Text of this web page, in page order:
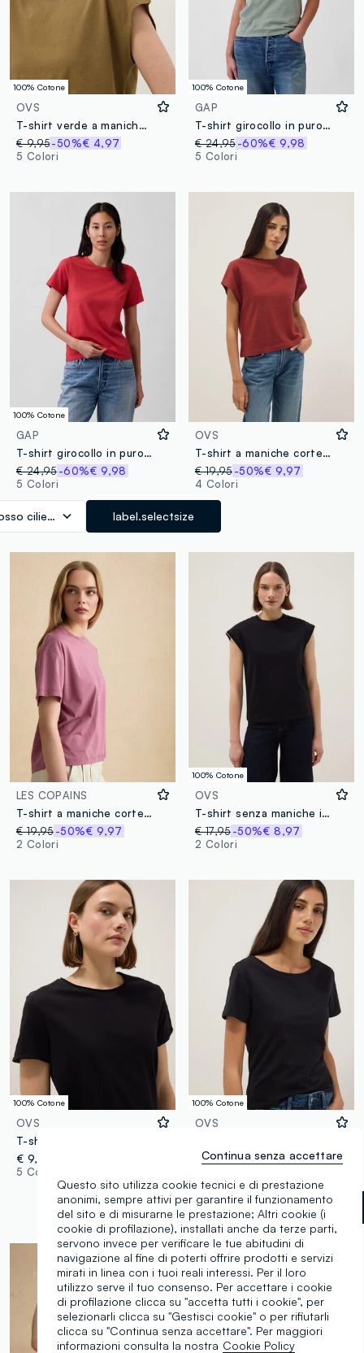
100% Cotone
OVS
T-shirt verde a maniche corte in puro cotone fitted
€ 9,95-50%€ 4,97
5 Colori
100% Cotone
GAP
T-shirt girocollo in puro cotone regular fit
€ 24,95 -60%€ 9,98
5 Colori
100% Cotone
GAP
T-shirt girocollo in puro cotone regular fit
€ 24,95-60%€ 9,98
5 Colori
ciliegia label.selectsize
OVS
T-shirt a maniche corte in misto cotone e lino rossa regular fit
€ 19,95 -50%€ 9,97
4 Colori
LES COPAINS
T-shirt a maniche corte rosa in misto lyocell e cotone regular fit
€ 19,95-50%€ 9,97
2 Colori
100% Cotone
OVS
T-shirt senza maniche in puro cotone nera regular fit
€ 17,95 -50%€ 8,97
2 Colori
100% Cotone
OVS
€ 9,95
5 Colori
100% Cotone
OVS
€ 4,95
Nero label.selectsize
Questo sito utilizza cookie tecnici e di prestazione
anonimi, sempre attivi per garantire il funzionamento
del sito e di misurarne le prestazione; Altri cookie (i
cookie di profilazione), installati anche da terze parti,
servono invece per verificare le tue abitudini di
navigazione al fine di poterti offrire prodotti e servizi
mirati in linea con i tuoi reali interessi. Per il loro
utilizzo serve il tuo consenso. Per accettare i cookie
di profilazione clicca su "accetta tutti i cookie", per
selezionarli clicca su "Gestisci cookie" o per rifiutarli
clicca su "Continua senza accettare". Per maggiori
informazioni consulta la nostra Cookie Policy
Continua senza accettare